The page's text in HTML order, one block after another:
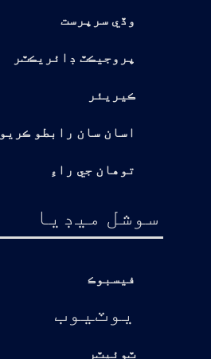
وڏي سرپرست
پروجيڪٽ ڊائريڪٽر
ڪيريئر
اسان سان رابطو ڪريو
توهان جي راءِ
سوشل ميڊيا
فيسبوڪ
يوٽيوب
ٽوئيٽر